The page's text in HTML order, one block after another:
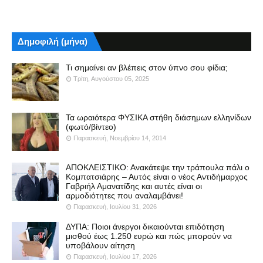
Δημοφιλή (μήνα)
Τι σημαίνει αν βλέπεις στον ύπνο σου φίδια;
Τρίτη, Αυγούστου 05, 2025
Τα ωραιότερα ΦΥΣΙΚΑ στήθη διάσημων ελληνίδων
(φωτό/βίντεο)
Παρασκευή, Νοεμβρίου 14, 2014
ΑΠΟΚΛΕΙΣΤΙΚΟ: Ανακάτεψε την τράπουλα πάλι ο
Κομπατσιάρης – Αυτός είναι ο νέος Αντιδήμαρχος
Γαβριήλ Αμανατίδης και αυτές είναι οι
αρμοδιότητες που αναλαμβάνει!
Παρασκευή, Ιουλίου 31, 2026
ΔΥΠΑ: Ποιοι άνεργοι δικαιούνται επιδότηση
μισθού έως 1.250 ευρώ και πώς μπορούν να
υποβάλουν αίτηση
Παρασκευή, Ιουλίου 17, 2026